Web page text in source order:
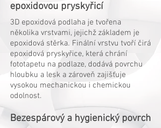
epoxidovou pryskyřicí
3D epoxidová podlaha je tvořena
několika vrstvami, jejichž základem je
epoxidová stěrka. Finální vrstvu tvoří čirá
epoxidová pryskyřice, která chrání
fototapetu na podlaze, dodává povrchu
hloubku a lesk a zároveň zajišťuje
vysokou mechanickou i chemickou
odolnost.
Bezespárový a hygienický povrch